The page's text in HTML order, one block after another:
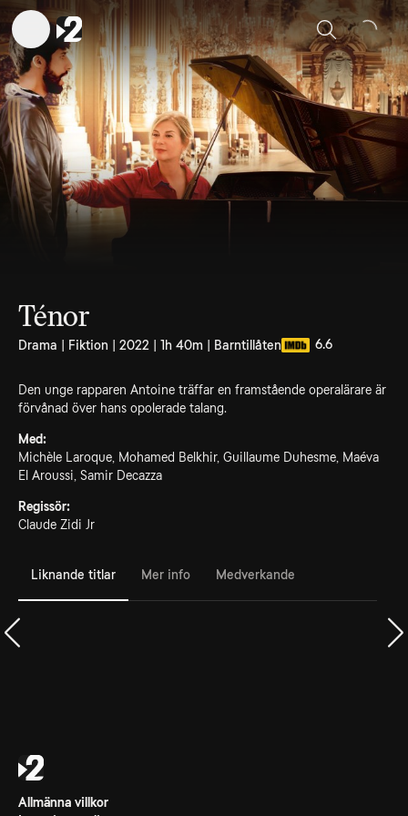
Sök
Ténor
Drama | Fiktion | 2022 | 1h 40m | Barntillåten 6.6
Den unge rapparen Antoine träffar en framstående operalärare är
förvånad över hans opolerade talang.
Med:
Michèle Laroque, Mohamed Belkhir, Guillaume Duhesme, Maéva
El Aroussi, Samir Decazza
Regissör:
Claude Zidi Jr
Liknande titlar Mer info Medverkande
Allmänna villkor